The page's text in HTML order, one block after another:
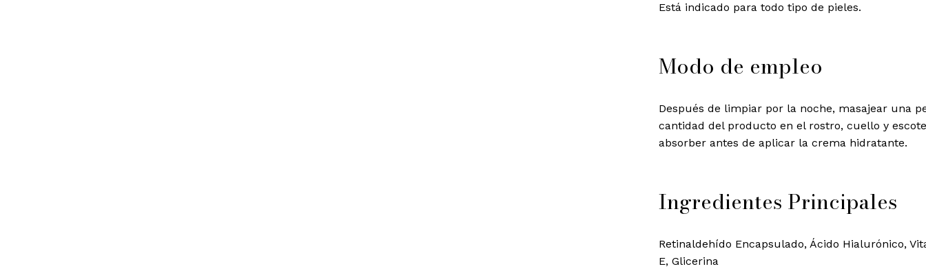
Está indicado para todo tipo de pieles.
Modo de empleo
Después de limpiar por la noche, masajear una
cantidad del producto en el rostro, cuello y
absorber antes de aplicar la crema hidratante.
Ingredientes Principales
Retinaldehído Encapsulado, Ácido Hialurónico,
E, Glicerina